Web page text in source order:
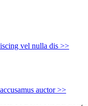
vel nulla dis >>
auctor >>